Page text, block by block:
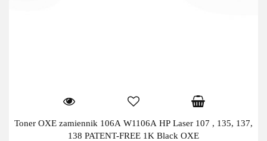
Toner OXE zamiennik 106A W1106A HP Laser 107 , 135, 137,
138 PATENT-FREE 1K Black OXE